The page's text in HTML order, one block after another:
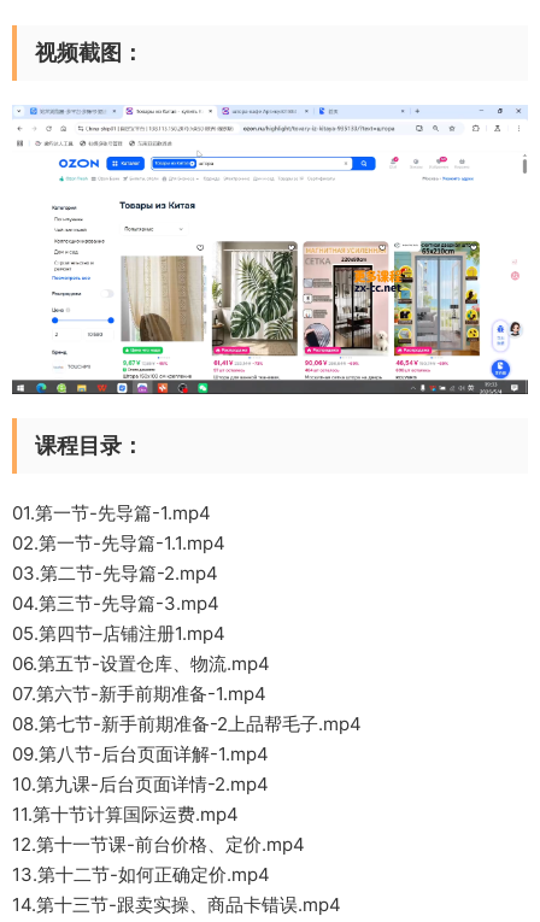
视频截图：
课程目录：
01.第一节-先导篇-1.mp4
02.第一节-先导篇-1.1.mp4
03.第二节-先导篇-2.mp4
04.第三节-先导篇-3.mp4
05.第四节–店铺注册1.mp4
06.第五节-设置仓库、物流.mp4
07.第六节-新手前期准备-1.mp4
08.第七节-新手前期准备-2上品帮毛子.mp4
09.第八节-后台页面详解-1.mp4
10.第九课-后台页面详情-2.mp4
11.第十节计算国际运费.mp4
12.第十一节课-前台价格、定价.mp4
13.第十二节-如何正确定价.mp4
14.第十三节-跟卖实操、商品卡错误.mp4